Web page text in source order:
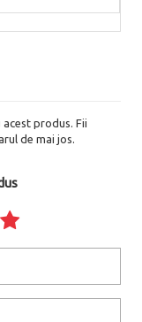
produs. Fii
de mai jos.